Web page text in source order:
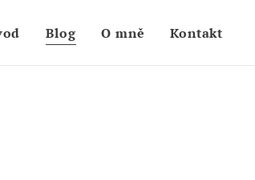
Blog O mně Kontakt